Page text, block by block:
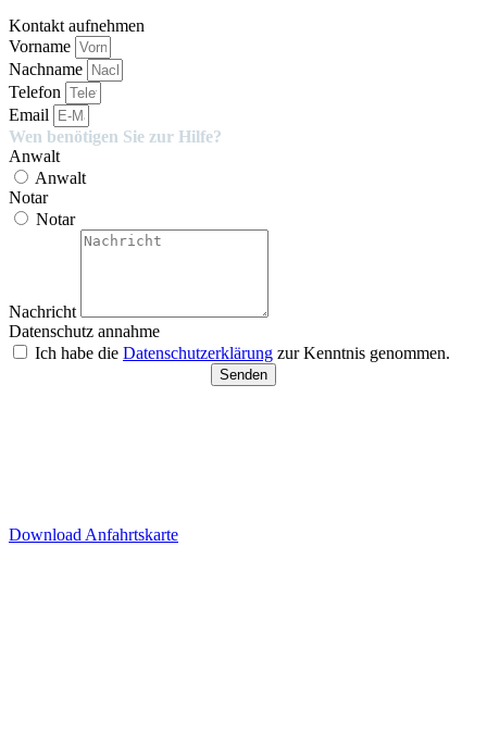
Kontakt aufnehmen
Vorname
Nachname
Telefon
Email
Wen benötigen Sie zur Hilfe?
Anwalt
Anwalt
Notar
Notar
Nachricht
Datenschutz annahme
Ich habe die Datenschutzerklärung zur Kenntnis genommen.
Senden
Download Anfahrtskarte